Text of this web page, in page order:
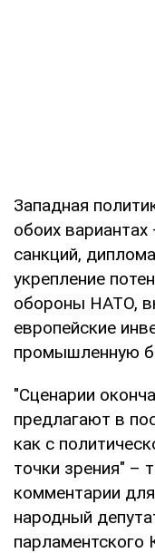
Западная
обоих
санкций,
укрепление
обороны НАТО,
европейские
промышленную
"Сценарии
предлагают в
как с
точки зрения" –
комментарии
народный
парламентского